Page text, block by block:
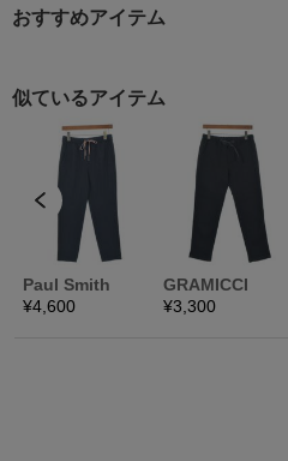
おすすめアイテム